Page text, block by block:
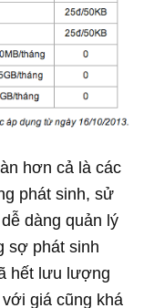
hơn cả là các
phát sinh, sử
dàng quản lý
sợ phát sinh
hết lưu lượng
giá cũng khá